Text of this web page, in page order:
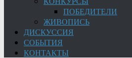
ПОБЕДИТЕЛИ
ЖИВОПИСЬ
ДИСКУССИЯ
СОБЫТИЯ
КОНТАКТЫ